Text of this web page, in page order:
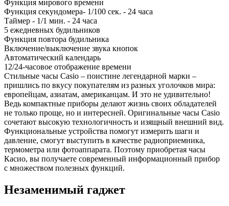
Функция мирового времени
Функция секундомера- 1/100 сек. - 24 часа
Таймер - 1/1 мин. - 24 часа
5 ежедневных будильников
Функция повтора будильника
Включение/выключение звука кнопок
Автоматический календарь
12/24-часовое отображение времени
Стильные часы Casio – поистине легендарной марки –
пришлись по вкусу покупателям из разных уголочков мира:
европейцам, азиатам, американцам. И это не удивительно!
Ведь компактные приборы делают жизнь своих обладателей
не только проще, но и интересней. Оригинальные часы Casio
сочетают высокую технологичность и изящный внешний вид.
Функциональные устройства помогут измерить шаги и
давление, смогут выступить в качестве радиоприемника,
термометра или фотоаппарата. Поэтому приобретая часы
Касио, вы получаете современный информационный прибор
с множеством полезных функций.
Незаменимый гаджет